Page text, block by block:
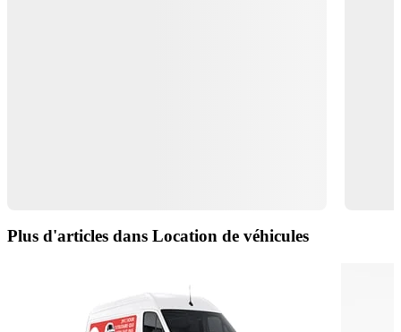
Plus d'articles dans Location de véhicules